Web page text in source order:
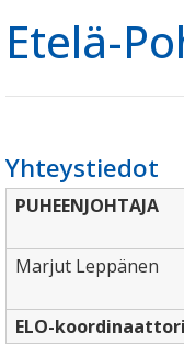
Etelä-
Yhteystiedot
PUHEENJOHTAJA
Marjut Leppänen
ELO-koordinaattori